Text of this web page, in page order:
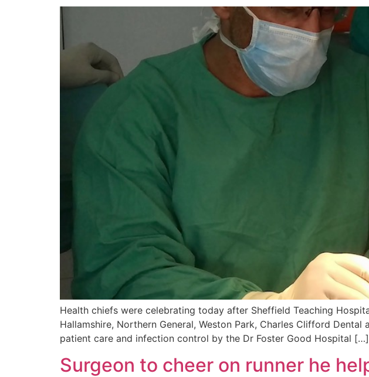
Health chiefs were celebrating today after Sheffield Teaching
Hallamshire, Northern General, Weston Park, Charles Clifford
patient care and infection control by the Dr Foster Good Hospital […]
Surgeon to cheer on runner he